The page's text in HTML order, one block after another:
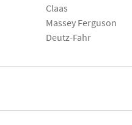
Claas
Massey Ferguson
Deutz-Fahr